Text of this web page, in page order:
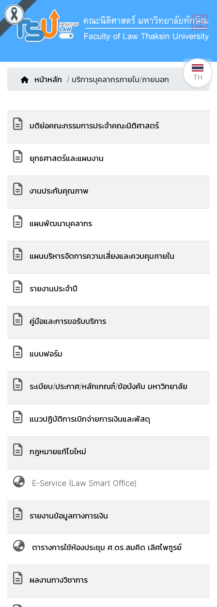
หน้าหลัก / บริการบุคลากรภายใน/ภายนอก
มติย่อคณะกรรมการประจำคณะนิติศาสตร์
ยุทธศาสตร์และแผนงาน
งานประกันคุณภาพ
แผนพัฒนาบุคลากร
แผนบริหารจัดการความเสี่ยงและควบคุมภายใน
รายงานประจำปี
คู่มือและการขอรับบริการ
แบบฟอร์ม
ระเบียบ/ประกาศ/หลักเกณฑ์/ข้อบังคับ มหาวิทยาลัย
แนวปฏิบัติการเบิกจ่ายการเงินและพัสดุ
กฎหมายแก้ไขใหม่
E-Service (Law Smart Office)
รายงานข้อมูลทางการเงิน
ตารางการใช้ห้องประชุม ศ.ดร.สมคิด เลิศไพฑูรย์
ผลงานทางวิชาการ
TH